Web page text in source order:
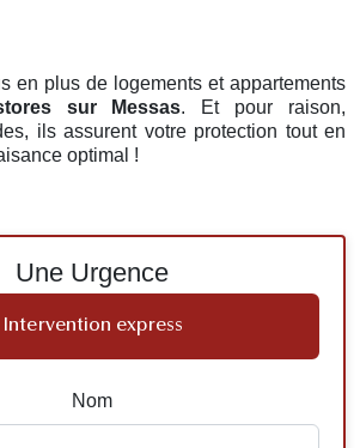
en plus de logements et appartements
sur Messas. Et pour raison,
ils assurent votre protection tout en
optimal !
Une Urgence
Intervention express
Nom